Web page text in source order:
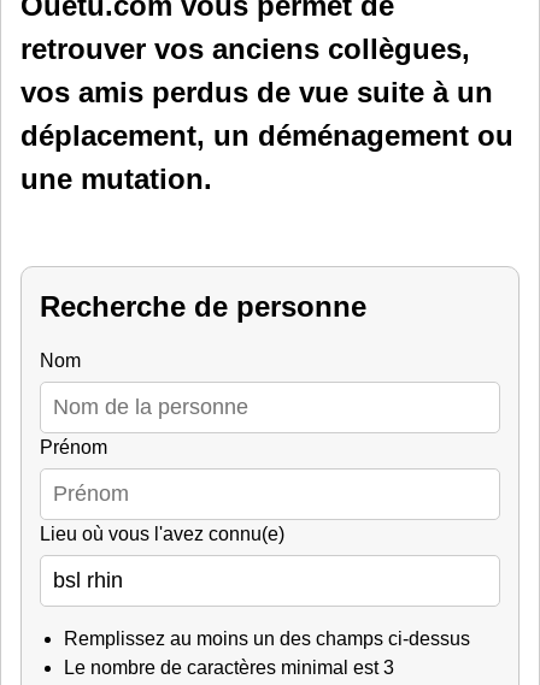
retrouver vos anciens collègues,
vos amis perdus de vue suite à un
déplacement, un déménagement ou
une mutation.
Recherche de personne
Nom
Prénom
Lieu où vous l'avez connu(e)
Remplissez au moins un des champs ci-dessus
Le nombre de caractères minimal est 3